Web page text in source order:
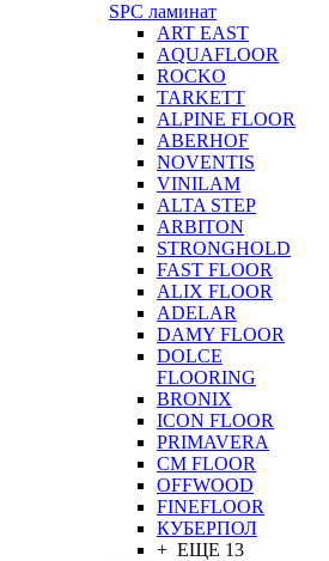
SPC ламинат
ART EAST
AQUAFLOOR
ROCKO
TARKETT
ALPINE FLOOR
ABERHOF
NOVENTIS
VINILAM
ALTA STEP
ARBITON
STRONGHOLD
FAST FLOOR
ALIX FLOOR
ADELAR
DAMY FLOOR
DOLCE
FLOORING
BRONIX
ICON FLOOR
PRIMAVERA
CM FLOOR
OFFWOOD
FINEFLOOR
КУБЕРПОЛ
+ ЕЩЕ 13